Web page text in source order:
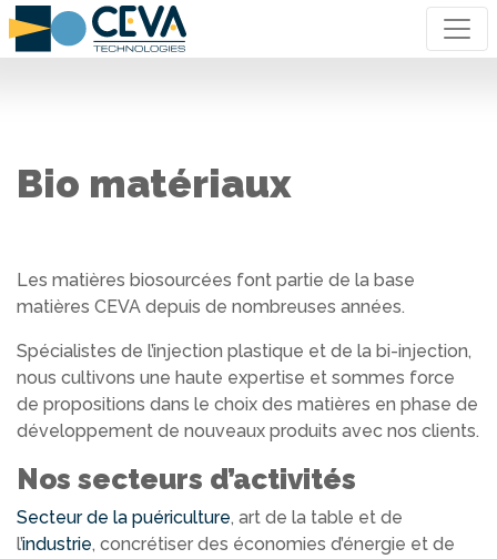
Bio matériaux
Les matières biosourcées font partie de la base
matières CEVA depuis de nombreuses années.
Spécialistes de l’injection plastique et de la bi-injection,
nous cultivons une haute expertise et sommes force
de propositions dans le choix des matières en phase de
développement de nouveaux produits avec nos clients.
Nos secteurs d’activités
Secteur de la puériculture, art de la table et de
l’industrie, concrétiser des économies d’énergie et de